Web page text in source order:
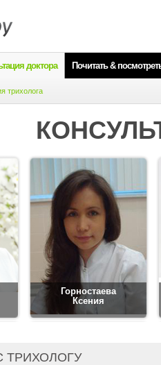
доктора Почитать &
трихолога
Горностаева
Ксения
ТРИХОЛОГУ